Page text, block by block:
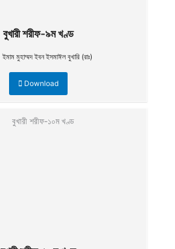
বুখারী শরীফ-৯ম খণ্ড
ইমাম মুহাম্মদ ইবন ইসমাঈল বুখারি (রাঃ)
Download